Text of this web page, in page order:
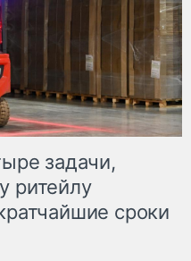
задачи,
ритейлу
сроки